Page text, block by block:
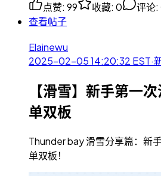
点赞: 99 收藏: 0 评论:
查看帖子
Elainewu
2025-02-05 14:20:32 EST·
【滑雪】新手第一
单双板
Thunder bay 滑雪分享篇：新
单双板！